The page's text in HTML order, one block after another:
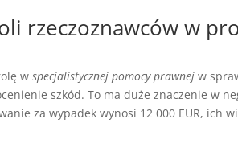
rzeczoznawców w
wspecjalistycznej pomocy prawnej w
szkód. To ma duże znaczenie w
za wypadek wynosi 12 000 EUR, ich